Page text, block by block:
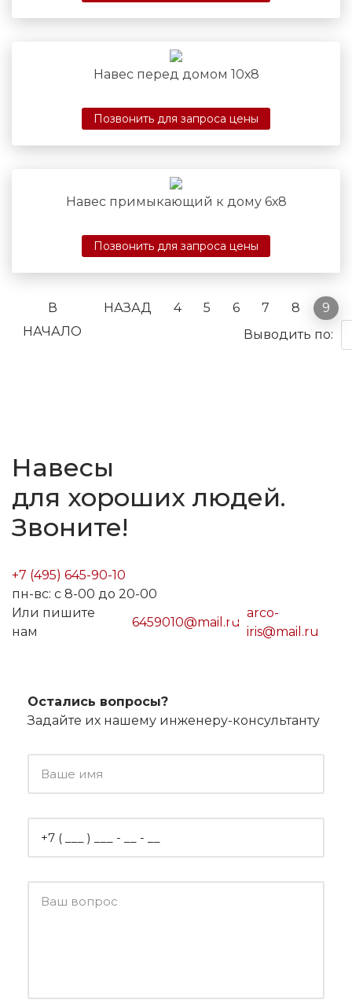
Навес перед домом 10х8
Позвонить для запроса цены
Навес примыкающий к дому 6х8
Позвонить для запроса цены
В
НАЧАЛО
НАЗАД 4 5 6 7 8
9
Выводить по:
Навесы
для хороших людей.
Звоните!
+7 (495) 645-90-10
пн-вс: с 8-00 до 20-00
Или пишите
нам
6459010@mail.ru
arco-
iris@mail.ru
Остались вопросы?
Задайте их нашему инженеру-консультанту